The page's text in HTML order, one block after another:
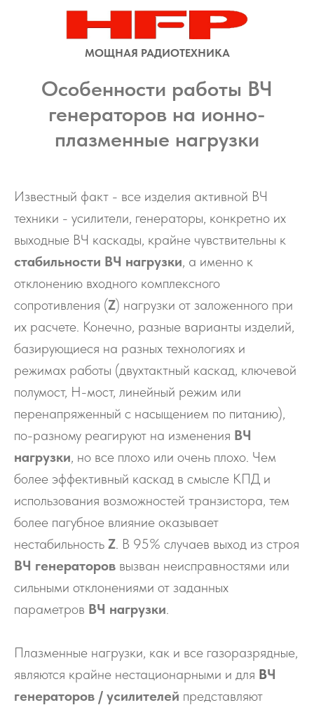
МОЩНАЯ РАДИОТЕХНИКА
Особенности работы ВЧ
генераторов на ионно-
плазменные нагрузки
Известный факт - все изделия активной ВЧ
техники - усилители, генераторы, конкретно их
выходные ВЧ каскады, крайне чувствительны к
стабильности ВЧ нагрузки, а именно к
отклонению входного комплексного
сопротивления (Z) нагрузки от заложенного при
их расчете. Конечно, разные варианты изделий,
базирующиеся на разных технологиях и
режимах работы (двухтактный каскад, ключевой
полумост, Н-мост, линейный режим или
перенапряженный с насыщением по питанию),
по-разному реагируют на изменения ВЧ
нагрузки, но все плохо или очень плохо. Чем
более эффективный каскад в смысле КПД и
использования возможностей транзистора, тем
более пагубное влияние оказывает
нестабильность Z. В 95% случаев выход из строя
ВЧ генераторов вызван неисправностями или
сильными отклонениями от заданных
параметров ВЧ нагрузки.
Плазменные нагрузки, как и все газоразрядные,
являются крайне нестационарными и для ВЧ
генераторов / усилителей представляют